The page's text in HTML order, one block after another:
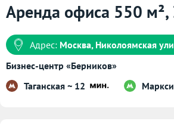
Аренда офиса 550 м²,
Адрес: Москва, Николоямская
Бизнес-центр «Берников»
Таганская ~ 12